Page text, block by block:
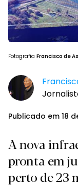
Fotografia Francisco de
Publicado em 18
A nova
pronta em
perto de 23